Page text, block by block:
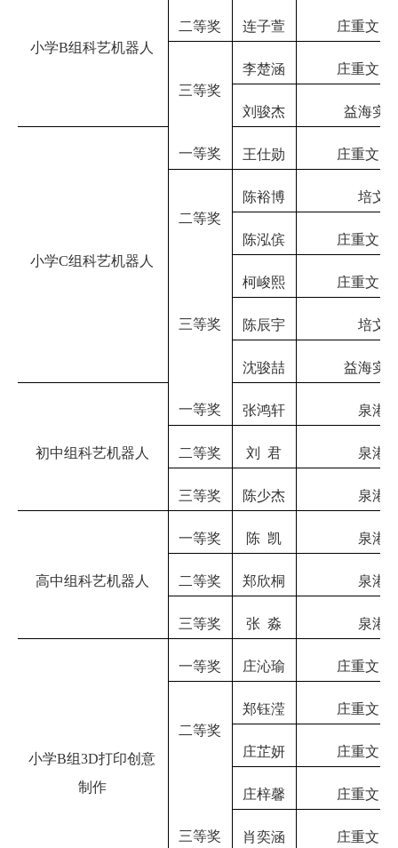
小学B组科艺机器人
二等奖 连子萱 庄重文实
三等奖
李楚涵 庄重文实
刘骏杰 益海实
小学C组科艺机器人
一等奖 王仕勋 庄重文实
二等奖
陈裕博 培文
陈泓傧 庄重文实
三等奖
柯峻熙 庄重文实
陈辰宇 培文
沈骏喆 益海实
初中组科艺机器人
一等奖 张鸿轩 泉港
二等奖 刘 君 泉港
三等奖 陈少杰 泉港
高中组科艺机器人
一等奖 陈 凯 泉港
二等奖 郑欣桐 泉港
三等奖 张 淼 泉港
小学B组3D打印创意
制作
一等奖 庄沁瑜 庄重文实
二等奖
郑钰滢 庄重文实
庄芷妍 庄重文实
三等奖
庄梓馨 庄重文实
肖奕涵 庄重文实